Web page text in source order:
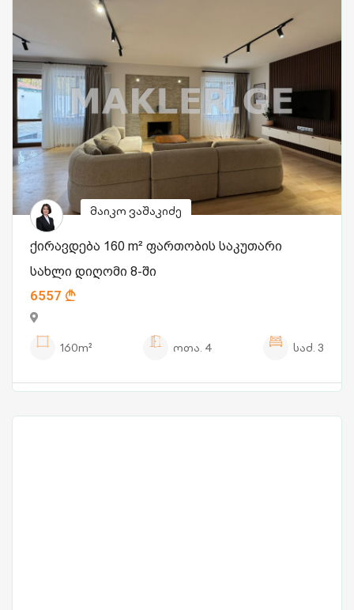
მაიკო ვაშაკიძე
ქირავდება 160 m² ფართობის საკუთარი
სახლი დიღომი 8-ში
6557
160m² ოთა. 4 საძ. 3